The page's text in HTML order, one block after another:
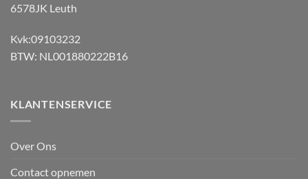
6578JK Leuth
Kvk:09103232
BTW: NL001880222B16
KLANTENSERVICE
Over Ons
Contact opnemen